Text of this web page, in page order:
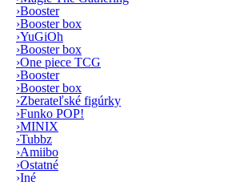
›Booster
›Booster box
›YuGiOh
›Booster box
›One piece TCG
›Booster
›Booster box
›Zberateľské figúrky
›Funko POP!
›MINIX
›Tubbz
›Amiibo
›Ostatné
›Iné